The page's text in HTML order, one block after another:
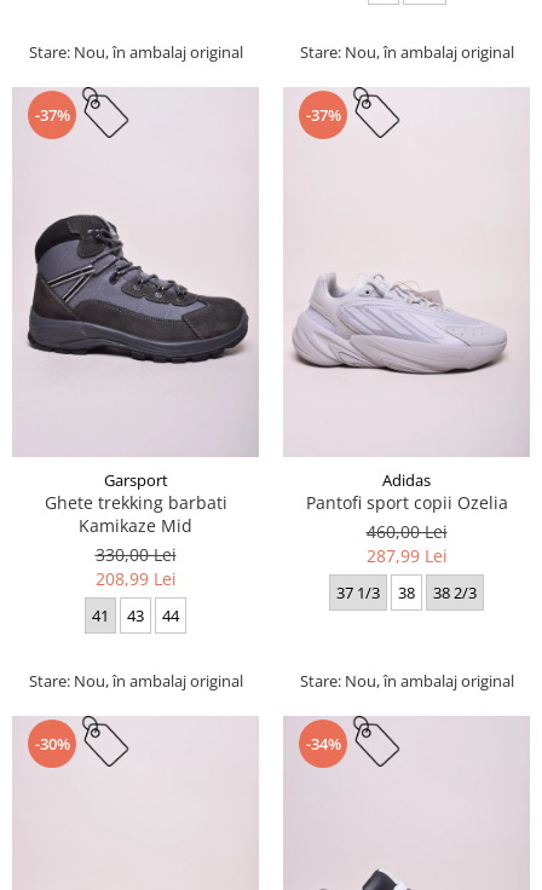
Stare: Nou, în ambalaj original Stare: Nou, în ambalaj original
-37%
Garsport
Ghete trekking barbati
Kamikaze Mid
330,00 Lei
208,99 Lei
41 43 44
Stare: Nou, în ambalaj original
-37%
Adidas
Pantofi sport copii Ozelia
460,00 Lei
287,99 Lei
37 1/3 38 38 2/3
Stare: Nou, în ambalaj original
-30% -34%